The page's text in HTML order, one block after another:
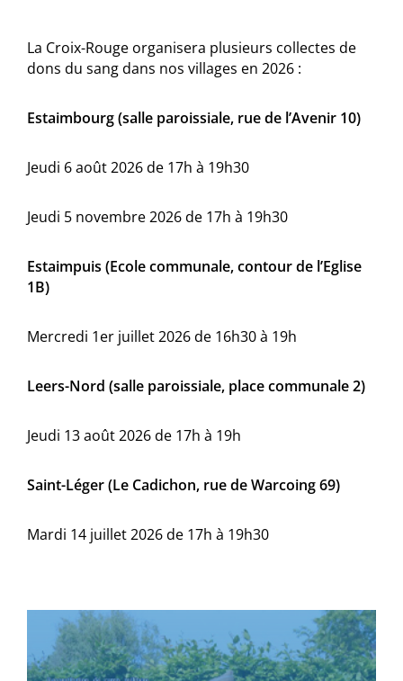
La Croix-Rouge organisera plusieurs collectes de
dons du sang dans nos villages en 2026 :
Estaimbourg (salle paroissiale, rue de l’Avenir 10)
Jeudi 6 août 2026 de 17h à 19h30
Jeudi 5 novembre 2026 de 17h à 19h30
Estaimpuis (Ecole communale, contour de l’Eglise
1B)
Mercredi 1er juillet 2026 de 16h30 à 19h
Leers-Nord (salle paroissiale, place communale 2)
Jeudi 13 août 2026 de 17h à 19h
Saint-Léger (Le Cadichon, rue de Warcoing 69)
Mardi 14 juillet 2026 de 17h à 19h30